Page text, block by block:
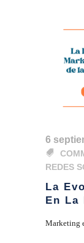
6
REDES
La
En La
Marketing